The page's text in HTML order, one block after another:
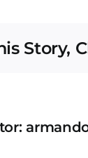
Story,